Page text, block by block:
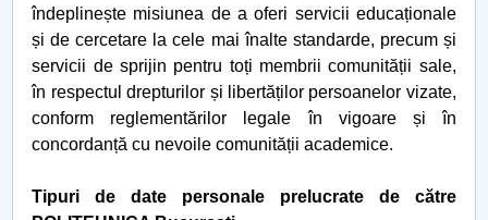
îndeplinește misiunea de a oferi servicii educaționale
și de cercetare la cele mai înalte standarde, precum și
servicii de sprijin pentru toți membrii comunității sale,
în respectul drepturilor și libertăților persoanelor vizate,
conform reglementărilor legale în vigoare și în
concordanță cu nevoile comunității academice.
Tipuri de date personale prelucrate de către